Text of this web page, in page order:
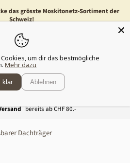
das grösste Moskitonetz-Sortiment der
Schweiz!
bereits ab CHF 80.-
Dachträger
um dir das bestmögliche
Mehr dazu
klar Ablehnen